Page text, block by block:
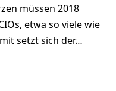
müssen 2018
etwa so viele wie
setzt sich der…